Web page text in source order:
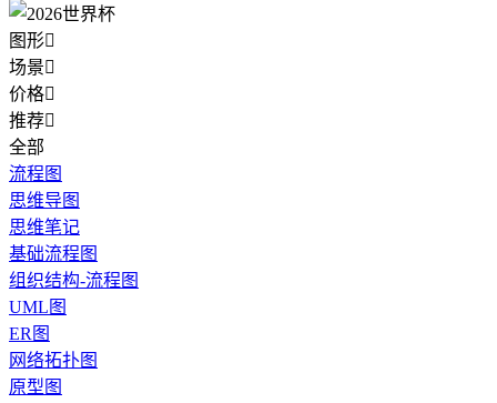
图形
场景
价格
推荐
全部
流程图
思维导图
思维笔记
基础流程图
组织结构-流程图
UML图
ER图
网络拓扑图
原型图